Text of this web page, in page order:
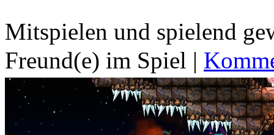
Mitspielen und spielend
Freund(e) im Spiel |